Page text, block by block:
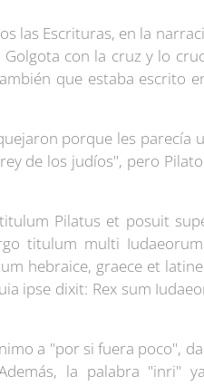
las Escrituras, en la
Golgota con la cruz y lo
que estaba escrito
porque les parecía
de los judíos", pero
Pilatus et posuit
titulum multi
hebraice, graece et
ipse dixit: Rex sum
a "por si fuera poco",
la palabra "inri"